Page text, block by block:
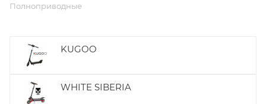
Полноприводные
KUGOO
WHITE SIBERIA